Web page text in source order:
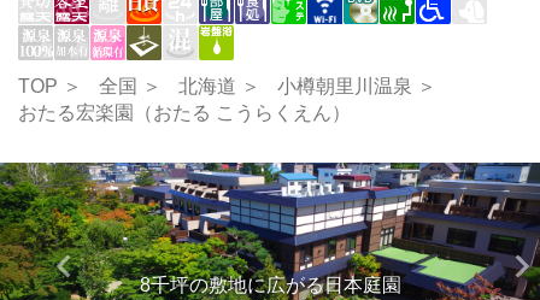
TOP ＞ 全国 ＞ 北海道 ＞
小樽朝里川温泉 ＞
おたる宏楽園（おたる こうらくえん）
8千坪の敷地に広がる日本庭園
keyboard_arrow_left
Previous